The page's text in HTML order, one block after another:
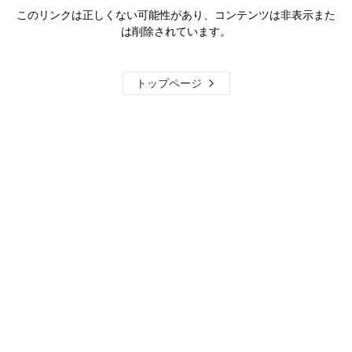
このリンクは正しくない可能性があり、コンテンツは非表示また
は削除されています。
トップページ